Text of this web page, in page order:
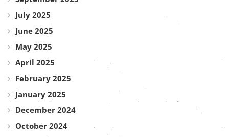
July 2025
June 2025
May 2025
April 2025
February 2025
January 2025
December 2024
October 2024